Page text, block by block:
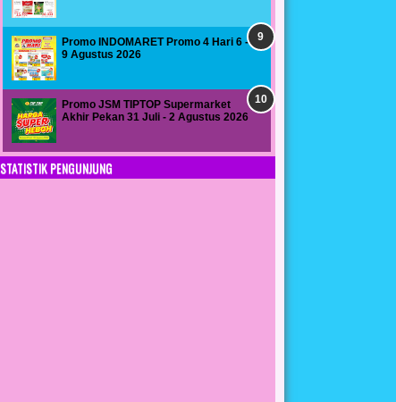
Promo INDOMARET Promo 4 Hari 6 -
9 Agustus 2026
Promo JSM TIPTOP Supermarket
Akhir Pekan 31 Juli - 2 Agustus 2026
STATISTIK PENGUNJUNG